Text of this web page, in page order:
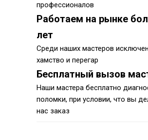
профессионалов
Работаем на рынке
лет
Среди наших мастеров
хамство и перегар
Бесплатный вызов
Наши мастера бесплатно
поломки, при условии, что вы
нас заказ